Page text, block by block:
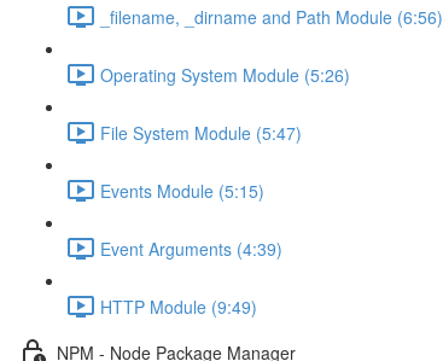
_filename, _dirname and Path Module (6:56)
Operating System Module (5:26)
File System Module (5:47)
Events Module (5:15)
Event Arguments (4:39)
HTTP Module (9:49)
NPM - Node Package Manager